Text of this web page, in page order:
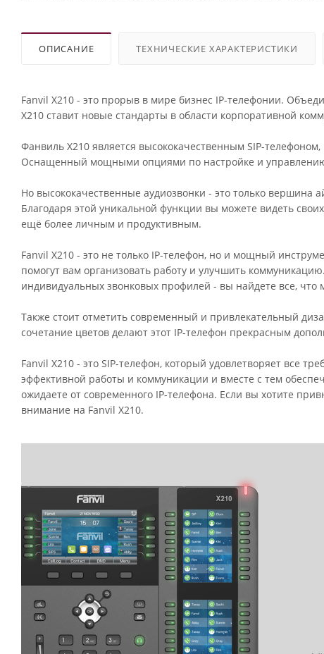
ОПИСАНИЕ ТЕХНИЧЕСКИЕ ХАРАКТЕРИСТИКИ
Fanvil X210 - это прорыв в мире бизнес IP-телефонии.
X210 ставит новые стандарты в области корпоративной
Фанвиль Х210 является высококачественным SIP-
Оснащенный мощными опциями по настройке и
Но высококачественные аудиозвонки - это только вершина
Благодаря этой уникальной функции вы можете видеть
ещё более личным и продуктивным.
Fanvil X210 - это не только IP-телефон, но и мощный
помогут вам организовать работу и улучшить
индивидуальных звонковых профилей - вы найдете все, что
Также стоит отметить современный и привлекательный
сочетание цветов делают этот IP-телефон прекрасным
Fanvil X210 - это SIP-телефон, который удовлетворяет все
эффективной работы и коммуникации и вместе с тем
ожидаете от современного IP-телефона. Если вы хотите
внимание на Fanvil X210.